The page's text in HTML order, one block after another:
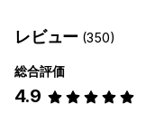
レビュー (350)
総合評価
4.9